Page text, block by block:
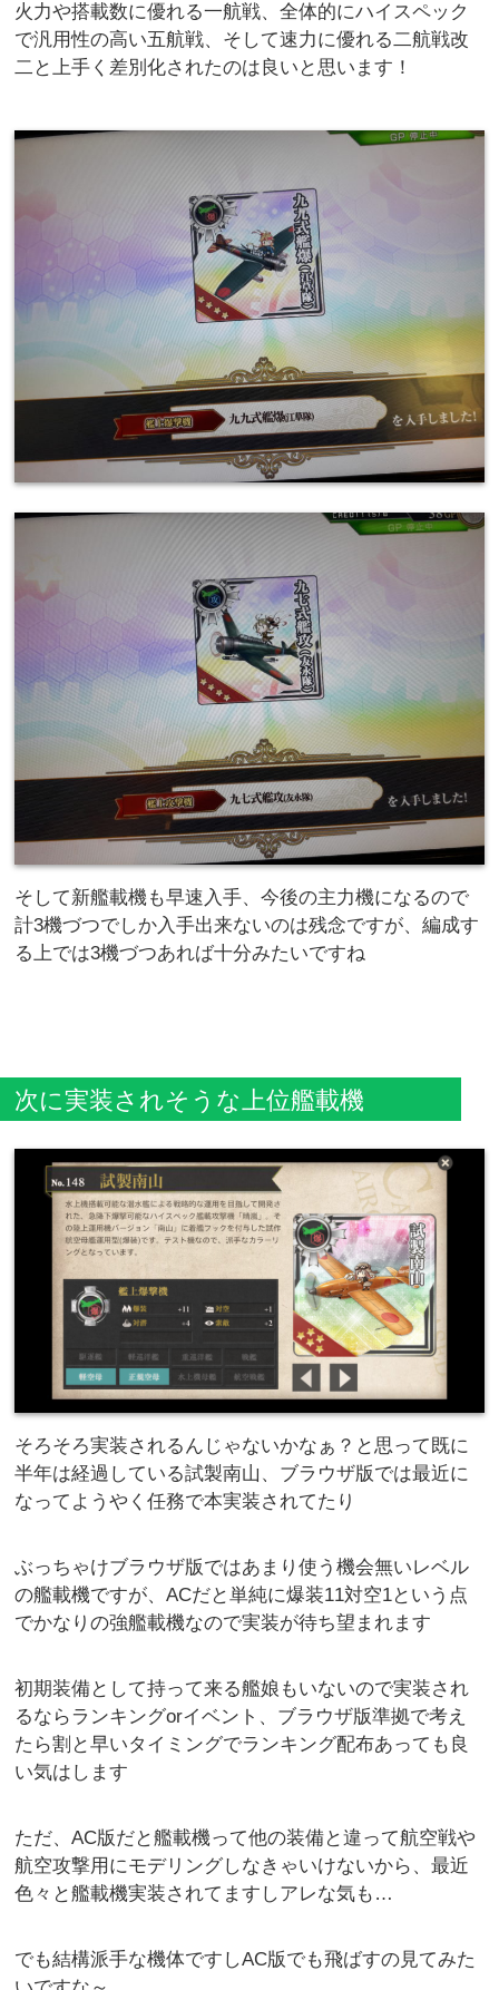
火力や搭載数に優れる一航戦、全体的にハイスペック
で汎用性の高い五航戦、そして速力に優れる二航戦改
二と上手く差別化されたのは良いと思います！
そして新艦載機も早速入手、今後の主力機になるので
計3機づつでしか入手出来ないのは残念ですが、編成す
る上では3機づつあれば十分みたいですね
次に実装されそうな上位艦載機
そろそろ実装されるんじゃないかなぁ？と思って既に
半年は経過している試製南山、ブラウザ版では最近に
なってようやく任務で本実装されてたり
ぶっちゃけブラウザ版ではあまり使う機会無いレベル
の艦載機ですが、ACだと単純に爆装11対空1という点
でかなりの強艦載機なので実装が待ち望まれます
初期装備として持って来る艦娘もいないので実装され
るならランキングorイベント、ブラウザ版準拠で考え
たら割と早いタイミングでランキング配布あっても良
い気はします
ただ、AC版だと艦載機って他の装備と違って航空戦や
航空攻撃用にモデリングしなきゃいけないから、最近
色々と艦載機実装されてますしアレな気も…
でも結構派手な機体ですしAC版でも飛ばすの見てみた